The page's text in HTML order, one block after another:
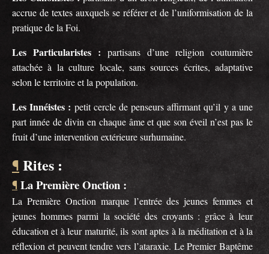
accrue de textes auxquels se référer et de l’uniformisation de la
pratique de la Foi.
Les Particularistes : partisans d’une religion coutumière
attachée à la culture locale, sans sources écrites, adaptative
selon le territoire et la population.
Les Innéistes : petit cercle de penseurs affirmant qu’il y a une
part innée de divin en chaque âme et que son éveil n’est pas le
fruit d’une intervention extérieure surhumaine.
¶ Rites :
¶ La Première Onction :
La Première Onction marque l’entrée des jeunes femmes et
jeunes hommes parmi la société des croyants : grâce à leur
éducation et à leur maturité, ils sont aptes à la méditation et à la
réflexion et peuvent tendre vers l’ataraxie. Le Premier Baptême